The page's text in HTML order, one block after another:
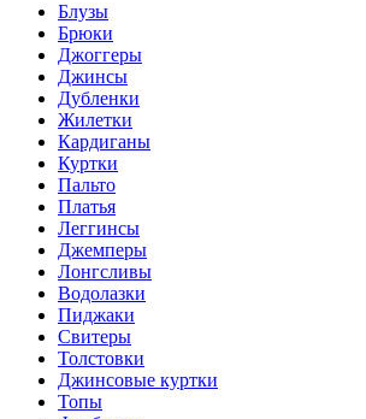
Блузы
Брюки
Джоггеры
Джинсы
Дубленки
Жилетки
Кардиганы
Куртки
Пальто
Платья
Леггинсы
Джемперы
Лонгсливы
Водолазки
Пиджаки
Свитеры
Толстовки
Джинсовые куртки
Топы